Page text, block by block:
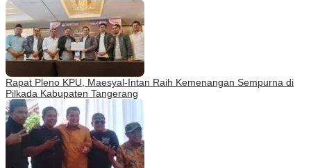
Rapat Pleno KPU, Maesyal-Intan Raih Kemenangan Sempurna di
Pilkada Kabupaten Tangerang